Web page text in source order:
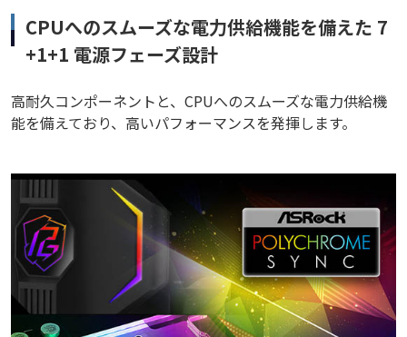
CPUへのスムーズな電力供給機能を備えた 7
+1+1 電源フェーズ設計
高耐久コンポーネントと、CPUへのスムーズな電力供給機
能を備えており、高いパフォーマンスを発揮します。